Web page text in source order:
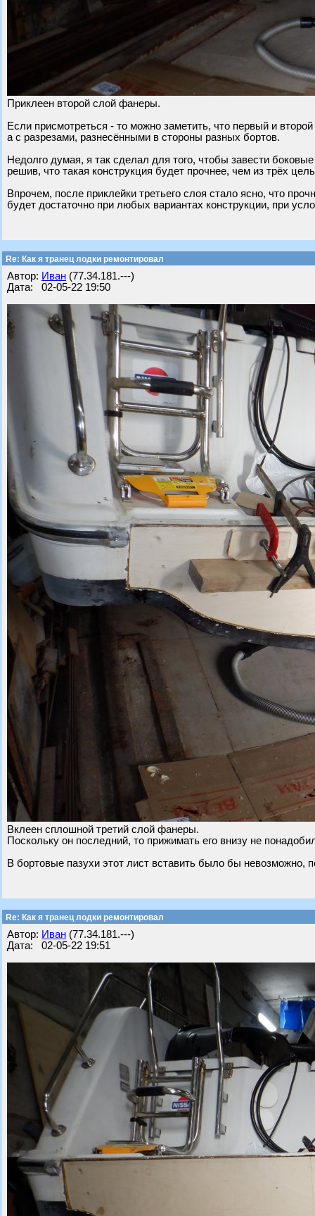
Приклеен второй слой фанеры.
Если присмотреться - то можно заметить, что первый и
а с разрезами, разнесёнными в стороны разных бортов.
Недолго думая, я так сделал для того, чтобы завести
решив, что такая конструкция будет прочнее, чем из трёх
Впрочем, после приклейки третьего слоя стало ясно, что
будет достаточно при любых вариантах конструкции, при
Re: Как я транец лодки ремонтировал
Автор: Иван (77.34.181.---)
Дата: 02-05-22 19:50
Вклеен сплошной третий слой фанеры.
Поскольку он последний, то прижимать его внизу не
В бортовые пазухи этот лист вставить было бы невозможно,
Re: Как я транец лодки ремонтировал
Автор: Иван (77.34.181.---)
Дата: 02-05-22 19:51